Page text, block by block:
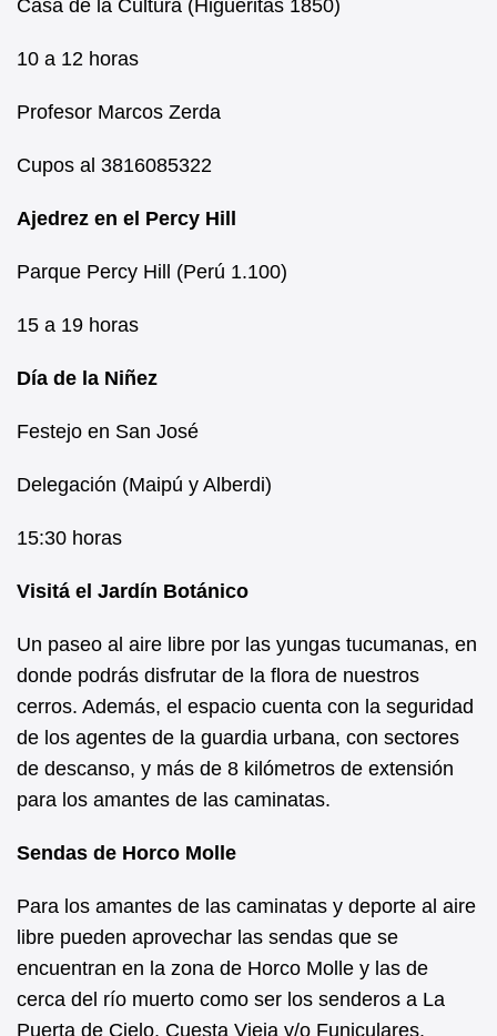
Casa de la Cultura (Higueritas 1850)
10 a 12 horas
Profesor Marcos Zerda
Cupos al 3816085322
Ajedrez en el Percy Hill
Parque Percy Hill (Perú 1.100)
15 a 19 horas
Día de la Niñez
Festejo en San José
Delegación (Maipú y Alberdi)
15:30 horas
Visitá el Jardín Botánico
Un paseo al aire libre por las yungas tucumanas, en
donde podrás disfrutar de la flora de nuestros
cerros. Además, el espacio cuenta con la seguridad
de los agentes de la guardia urbana, con sectores
de descanso, y más de 8 kilómetros de extensión
para los amantes de las caminatas.
Sendas de Horco Molle
Para los amantes de las caminatas y deporte al aire
libre pueden aprovechar las sendas que se
encuentran en la zona de Horco Molle y las de
cerca del río muerto como ser los senderos a La
Puerta de Cielo, Cuesta Vieja y/o Funiculares.